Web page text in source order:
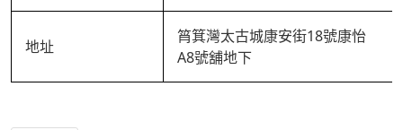
地址
筲箕灣太古城康安街18號康怡
A8號舖地下